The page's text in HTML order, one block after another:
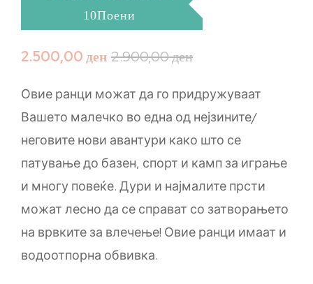
10Поени
2.900,00ден
2.500,00ден
Овие ранци можат да го придружуваат
Вашето малечко во една од нејзините/
неговите нови авантури како што се
патување до базен, спорт и камп за играње
и многу повеќе. Дури и најмалите прсти
можат лесно да се справат со затворањето
на врвките за влечење! Овие ранци имаат и
водоотпорна обвивка.